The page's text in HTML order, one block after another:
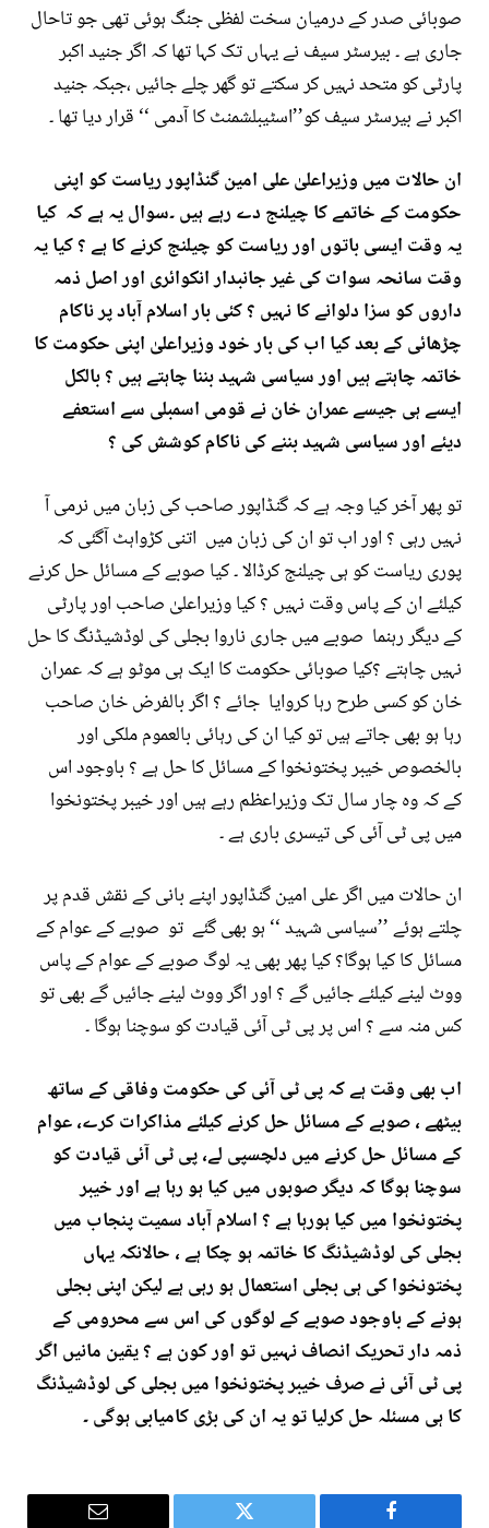
صوبائی صدر کے درمیان سخت لفظی جنگ ہوئی تھی جو تاحال
جاری ہے ۔ بیرسٹر سیف نے یہاں تک کہا تھا کہ اگر جنید اکبر
پارٹی کو متحد نہیں کر سکتے تو گھر چلے جائیں ،جبکہ جنید
اکبر نے بیرسٹر سیف کو’’اسٹیبلشمنٹ کا آدمی ‘‘ قرار دیا تھا ۔
ان حالات میں وزیراعلیٰ علی امین گنڈاپور ریاست کو اپنی
حکومت کے خاتمے کا چیلنج دے رہے ہیں ۔سوال یہ ہے کہ کیا
یہ وقت ایسی باتوں اور ریاست کو چیلنج کرنے کا ہے ؟ کیا یہ
وقت سانحہ سوات کی غیر جانبدار انکوائری اور اصل ذمہ
داروں کو سزا دلوانے کا نہیں ؟ کئی بار اسلام آباد پر ناکام
چڑھائی کے بعد کیا اب کی بار خود وزیراعلیٰ اپنی حکومت کا
خاتمہ چاہتے ہیں اور سیاسی شہید بننا چاہتے ہیں ؟ بالکل
ایسے ہی جیسے عمران خان نے قومی اسمبلی سے استعفے
دیئے اور سیاسی شہید بننے کی ناکام کوشش کی ؟
تو پھر آخر کیا وجہ ہے کہ گنڈاپور صاحب کی زبان میں نرمی آ
نہیں رہی ؟ اور اب تو ان کی زبان میں اتنی کڑواہٹ آگئی کہ
پوری ریاست کو ہی چیلنج کرڈالا ۔ کیا صوبے کے مسائل حل کرنے
کیلئے ان کے پاس وقت نہیں ؟ کیا وزیراعلیٰ صاحب اور پارٹی
کے دیگر رہنما صوبے میں جاری ناروا بجلی کی لوڈشیڈنگ کا حل
نہیں چاہتے ؟کیا صوبائی حکومت کا ایک ہی موٹو ہے کہ عمران
خان کو کسی طرح رہا کروایا جائے ؟ اگر بالفرض خان صاحب
رہا ہو بھی جاتے ہیں تو کیا ان کی رہائی بالعموم ملکی اور
بالخصوص خیبر پختونخوا کے مسائل کا حل ہے ؟ باوجود اس
کے کہ وہ چار سال تک وزیراعظم رہے ہیں اور خیبر پختونخوا
میں پی ٹی آئی کی تیسری باری ہے ۔
ان حالات میں اگر علی امین گنڈاپور اپنے بانی کے نقش قدم پر
چلتے ہوئے ’’سیاسی شہید ‘‘ ہو بھی گئے تو صوبے کے عوام کے
مسائل کا کیا ہوگا؟ کیا پھر بھی یہ لوگ صوبے کے عوام کے پاس
ووٹ لینے کیلئے جائیں گے ؟ اور اگر ووٹ لینے جائیں گے بھی تو
کس منہ سے ؟ اس پر پی ٹی آئی قیادت کو سوچنا ہوگا ۔
اب بھی وقت ہے کہ پی ٹی آئی کی حکومت وفاقی کے ساتھ
بیٹھے ، صوبے کے مسائل حل کرنے کیلئے مذاکرات کرے، عوام
کے مسائل حل کرنے میں دلچسپی لے، پی ٹی آئی قیادت کو
سوچنا ہوگا کہ دیگر صوبوں میں کیا ہو رہا ہے اور خیبر
پختونخوا میں کیا ہورہا ہے ؟ اسلام آباد سمیت پنجاب میں
بجلی کی لوڈشیڈنگ کا خاتمہ ہو چکا ہے ، حالانکہ یہاں
پختونخوا کی ہی بجلی استعمال ہو رہی ہے لیکن اپنی بجلی
ہونے کے باوجود صوبے کے لوگوں کی اس سے محرومی کے
ذمہ دار تحریک انصاف نہںیں تو اور کون ہے ؟ یقین مانیں اگر
پی ٹی آئی نے صرف خیبر پختونخوا میں بجلی کی لوڈشیڈنگ
کا ہی مسئلہ حل کرلیا تو یہ ان کی بڑی کامیابی ہوگی ۔